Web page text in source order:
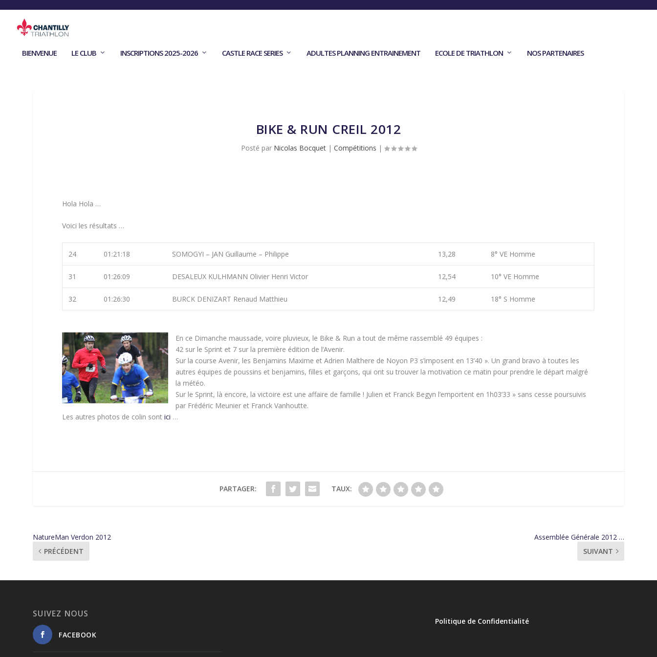
BIENVENUE LE CLUB INSCRIPTIONS 2025-2026 CASTLE RACE SERIES ADULTES PLANNING ENTRAINEMENT ECOLE DE TRIATHLON NOS PARTENAIRES
BIKE & RUN CREIL 2012
Posté par Nicolas Bocquet| Compétitions |
Hola Hola …
Voici les résultats …
24 01:21:18 SOMOGYI – JAN Guillaume – Philippe 13,28 8° VE Homme
31 01:26:09 DESALEUX KULHMANN Olivier Henri Victor 12,54 10° VE Homme
32 01:26:30 BURCK DENIZART Renaud Matthieu 12,49 18° S Homme
En ce Dimanche maussade, voire pluvieux, le Bike & Run a tout de même rassemblé 49 équipes :
42 sur le Sprint et 7 sur la première édition de l’Avenir.
Sur la course Avenir, les Benjamins Maxime et Adrien Malthere de Noyon P3 s’imposent en 13’40 ». Un grand bravo à toutes les
autres équipes de poussins et benjamins, filles et garçons, qui ont su trouver la motivation ce matin pour prendre le départ malgré
la météo.
Sur le Sprint, là encore, la victoire est une affaire de famille ! Julien et Franck Begyn l’emportent en 1h03’33 » sans cesse poursuivis
par Frédéric Meunier et Franck Vanhoutte.
Les autres photos de colin sontici …
PARTAGER: TAUX:
NatureMan Verdon 2012
PRÉCÉDENT
Assemblée Générale 2012 …
SUIVANT
SUIVEZ NOUS
FACEBOOK
Politique de Confidentialité